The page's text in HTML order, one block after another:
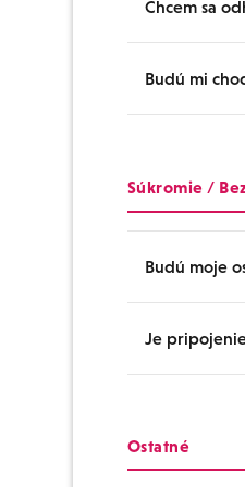
Ak sa
Ak
svoju
nastavenia
Preplnená
skúste to
Chcem sa
E-mailové
stránka.
Budú mi
nákupu a
Súkromie /
Budú moje
Vaše osobné
používame
Je
Ostatné